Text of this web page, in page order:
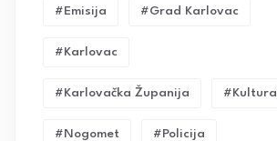
#emisija #grad Karlovac
#karlovac
#karlovačka Županija #kultura
#nogomet #policija